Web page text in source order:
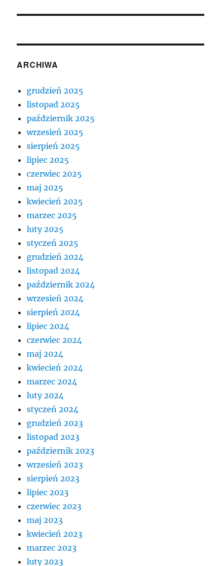
ARCHIWA
grudzień 2025
listopad 2025
październik 2025
wrzesień 2025
sierpień 2025
lipiec 2025
czerwiec 2025
maj 2025
kwiecień 2025
marzec 2025
luty 2025
styczeń 2025
grudzień 2024
listopad 2024
październik 2024
wrzesień 2024
sierpień 2024
lipiec 2024
czerwiec 2024
maj 2024
kwiecień 2024
marzec 2024
luty 2024
styczeń 2024
grudzień 2023
listopad 2023
październik 2023
wrzesień 2023
sierpień 2023
lipiec 2023
czerwiec 2023
maj 2023
kwiecień 2023
marzec 2023
luty 2023